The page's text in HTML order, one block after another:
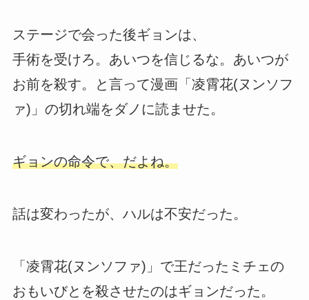
ステージで会った後ギョンは、
手術を受けろ。あいつを信じるな。あいつが
お前を殺す。と言って漫画「凌霄花(ヌンソフ
ァ)」の切れ端をダノに読ませた。
ギョンの命令で、だよね。
話は変わったが、ハルは不安だった。
「凌霄花(ヌンソファ)」で王だったミチェの
おもいびとを殺させたのはギョンだった。